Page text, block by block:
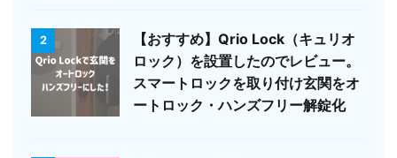
2
【おすすめ】Qrio Lock（キュリオ
ロック）を設置したのでレビュー。
スマートロックを取り付け玄関をオ
ートロック・ハンズフリー解錠化